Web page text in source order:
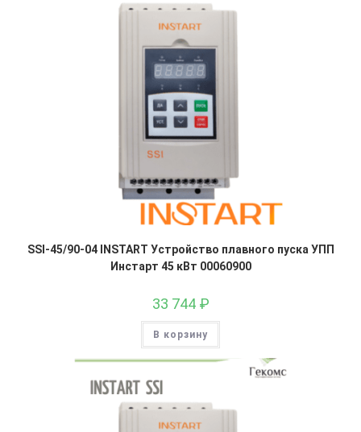
SSI-45/90-04 INSTART Устройство плавного пуска УПП
Инстарт 45 кВт 00060900
33 744 ₽
В корзину